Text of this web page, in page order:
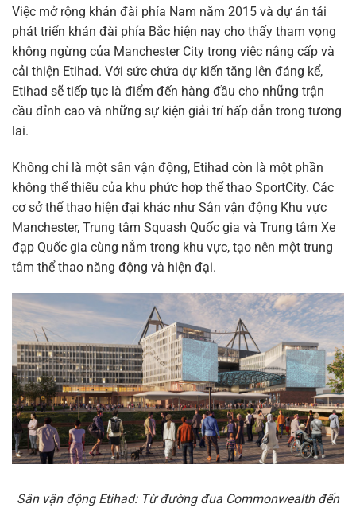
Việc mở rộng khán đài phía Nam năm 2015 và dự án tái
phát triển khán đài phía Bắc hiện nay cho thấy tham vọng
không ngừng của Manchester City trong việc nâng cấp và
cải thiện Etihad. Với sức chứa dự kiến tăng lên đáng kể,
Etihad sẽ tiếp tục là điểm đến hàng đầu cho những trận
cầu đỉnh cao và những sự kiện giải trí hấp dẫn trong tương
lai.
Không chỉ là một sân vận động, Etihad còn là một phần
không thể thiếu của khu phức hợp thể thao SportCity. Các
cơ sở thể thao hiện đại khác như Sân vận động Khu vực
Manchester, Trung tâm Squash Quốc gia và Trung tâm Xe
đạp Quốc gia cùng nằm trong khu vực, tạo nên một trung
tâm thể thao năng động và hiện đại.
Sân vận động Etihad: Từ đường đua Commonwealth đến